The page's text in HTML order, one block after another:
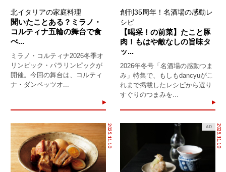
北イタリアの家庭料理
聞いたことある？ミラノ・
コルティナ五輪の舞台で食
べ...
ミラノ・コルティナ2026冬季オ
リンピック・パラリンピックが
開催。今回の舞台は、コルティ
ナ・ダンペッツオ...
創刊35周年！名酒場の感動レ
シピ
【喝采！の前菜】たこと豚
肉！もはや敵なしの旨味タ
ッ...
2026年冬号「名酒場の感動つま
み」特集で、もしもdancyuがこ
れまで掲載したレシピから選り
すぐりのつまみを...
2025.11.10 2025.11.10
AD